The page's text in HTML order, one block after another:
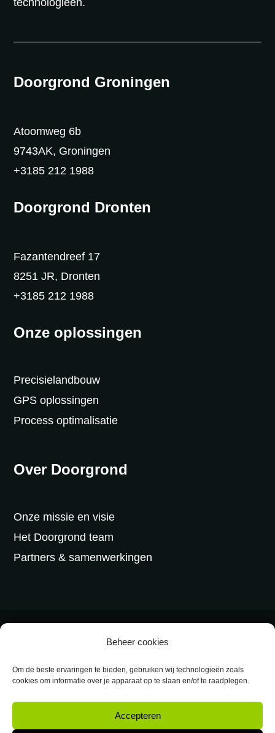
Beheer cookies
Om de beste ervaringen te bieden, gebruiken wij technologieën zoals
cookies om informatie over je apparaat op te slaan en/of te raadplegen.
Accepteren
Doorgrond Groningen
Atoomweg 6b
9743AK, Groningen
+3185 212 1988
Doorgrond Dronten
Fazantendreef 17
8251 JR, Dronten
+3185 212 1988
Onze oplossingen
Precisielandbouw
GPS oplossingen
Process optimalisatie
Over Doorgrond
Onze missie en visie
Het Doorgrond team
Partners & samenwerkingen
©2026 Doorgrond -Algemene voorwaarden
Designed & powered byVWA digital agency